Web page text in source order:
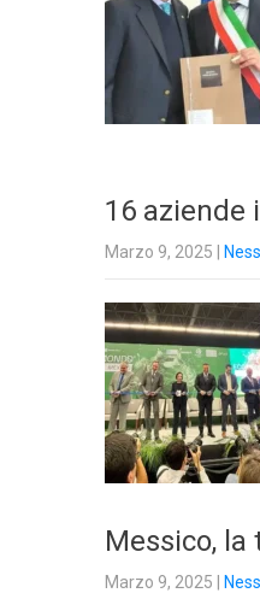
16 aziende
Marzo 9, 2025
Messico, la
Marzo 9, 2025